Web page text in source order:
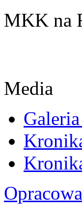
MKK na
Media